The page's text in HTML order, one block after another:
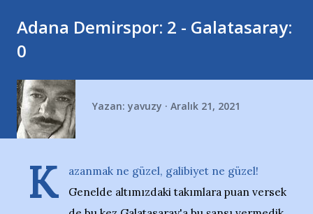
Adana Demirspor: 2 - Galatasaray:
0
Yazan: yavuzy Aralık 21, 2021
K
azanmak ne güzel, galibiyet ne güzel!
Genelde altımızdaki takımlara puan versek